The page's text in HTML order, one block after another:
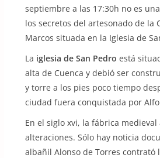
septiembre a las 17:30h no es
los secretos del artesonado de la
Marcos situada en la Iglesia de
La iglesia de San Pedro está
alta de Cuenca y debió ser
y torre a los pies poco tiempo
ciudad fuera conquistada por
En el siglo xvi, la fábrica
alteraciones. Sólo hay noticia
albañil Alonso de Torres contrató